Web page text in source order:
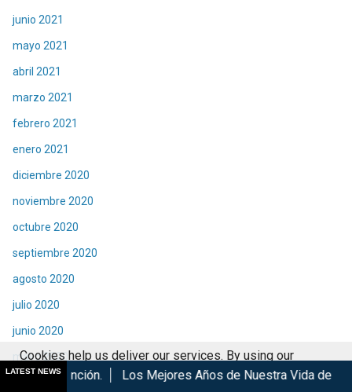
junio 2021
mayo 2021
abril 2021
marzo 2021
febrero 2021
enero 2021
diciembre 2020
noviembre 2020
octubre 2020
septiembre 2020
agosto 2020
julio 2020
junio 2020
mayo 2020
LATEST NEWS
Los Mejores Años de Nuestra Vida de Hombres G en cines
Cookies help us deliver our services. By using our
services, you agree to our use of cookies.
Got it